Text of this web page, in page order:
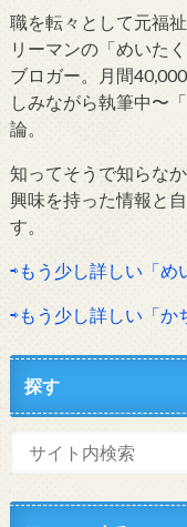
職を転々として元福
リーマンの「めいた
ブロガー。月間
しみながら執筆中〜
論。
知ってそうで知らな
興味を持った情報と
す。
⇨もう少し詳しい「め
⇨もう少し詳しい「か
探す